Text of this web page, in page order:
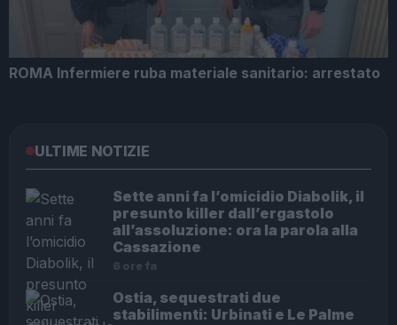
ROMA Infermiere ruba materiale sanitario: arrestato
ULTIME NOTIZIE
Sette anni fa l’omicidio Diabolik, il
presunto killer dall’ergastolo
all’assoluzione: ora la parola alla
Cassazione
6 ore fa
Ostia, sequestrati due
stabilimenti: Urbinati e Le Palme